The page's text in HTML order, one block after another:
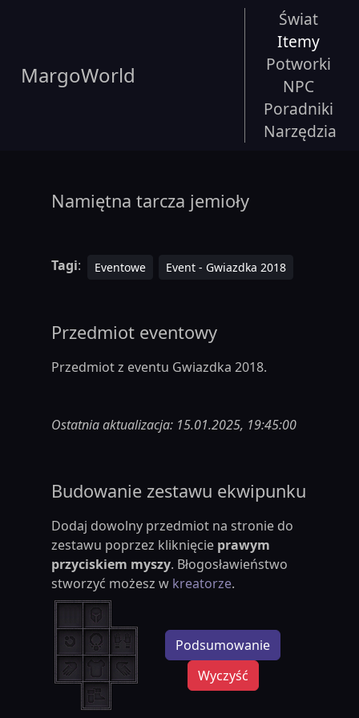
MargoWorld
Świat
Itemy
Potworki
NPC
Poradniki
Narzędzia
Namiętna tarcza jemioły
Tagi: Eventowe Event - Gwiazdka 2018
Przedmiot eventowy
Przedmiot z eventu Gwiazdka 2018.
Ostatnia aktualizacja: 15.01.2025, 19:45:00
Budowanie zestawu ekwipunku
Dodaj dowolny przedmiot na stronie do
zestawu poprzez kliknięcie prawym
przyciskiem myszy. Błogosławieństwo
stworzyć możesz w kreatorze.
Podsumowanie
Wyczyść